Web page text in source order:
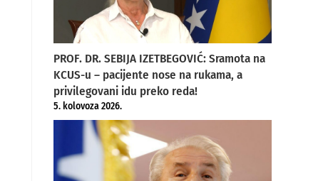
PROF. DR. SEBIJA IZETBEGOVIĆ: Sramota na
KCUS-u – pacijente nose na rukama, a
privilegovani idu preko reda!
5. kolovoza 2026.